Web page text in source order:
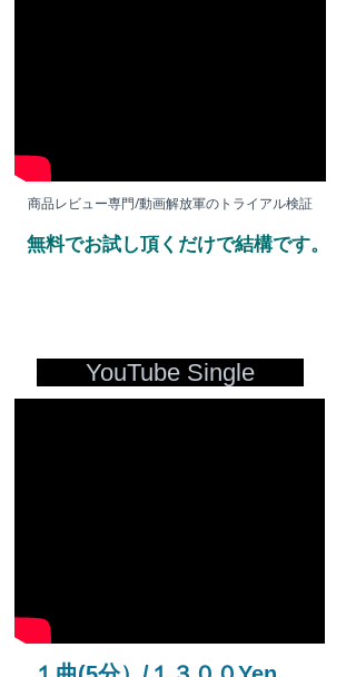
商品レビュー専門/動画解放軍のトライアル検証
無料でお試し頂くだけで結構です。
YouTube Single